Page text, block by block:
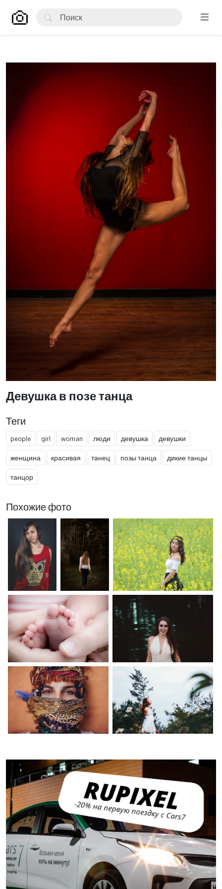
Девушка в позе танца
Теги
people girl woman люди девушка девушки
женщина красивая танец позы танца дикие танцы
танцор
Похожие фото